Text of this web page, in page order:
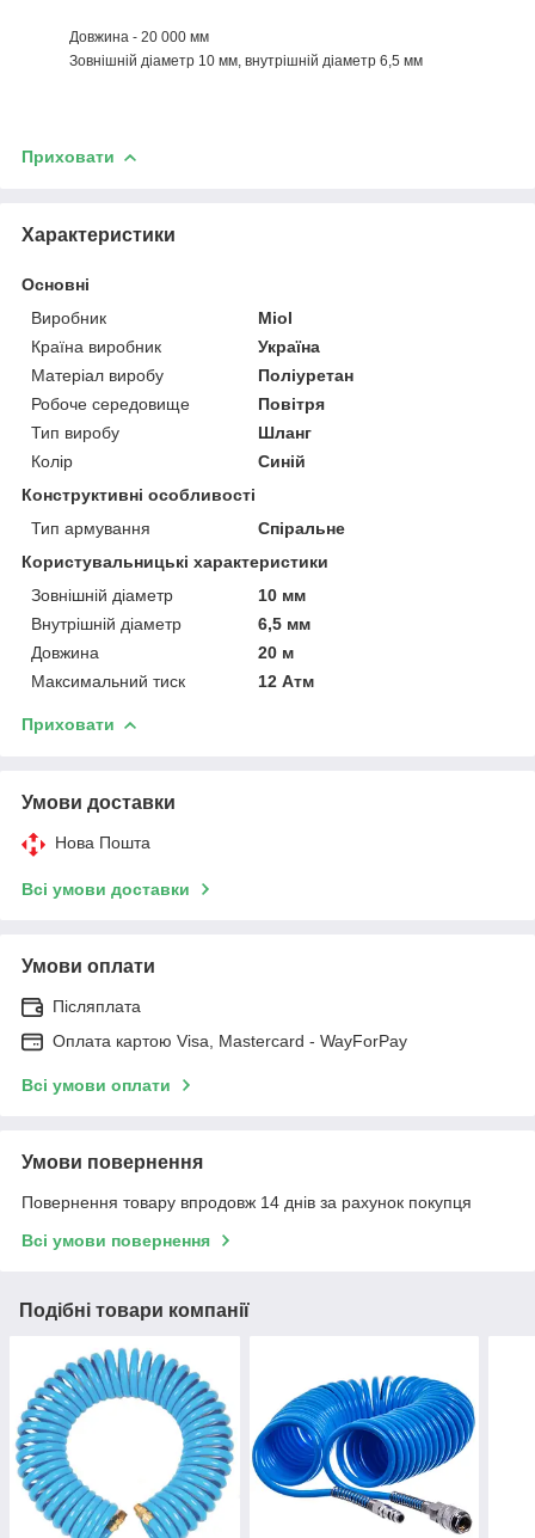
Довжина - 20 000 мм
Зовнішній діаметр 10 мм, внутрішній діаметр 6,5 мм
Приховати
Характеристики
Основні
Виробник
Miol
Країна виробник
Україна
Матеріал виробу
Поліуретан
Робоче середовище
Повітря
Тип виробу
Шланг
Колір
Синій
Конструктивні особливості
Тип армування
Спіральне
Користувальницькі характеристики
Зовнішній діаметр
10 мм
Внутрішній діаметр
6,5 мм
Довжина
20 м
Максимальний тиск
12 Атм
Приховати
Умови доставки
Нова Пошта
Всі умови доставки
Умови оплати
Післяплата
Оплата картою Visa, Mastercard - WayForPay
Всі умови оплати
Умови повернення
Повернення товару впродовж 14 днів за рахунок покупця
Всі умови повернення
Подібні товари компанії